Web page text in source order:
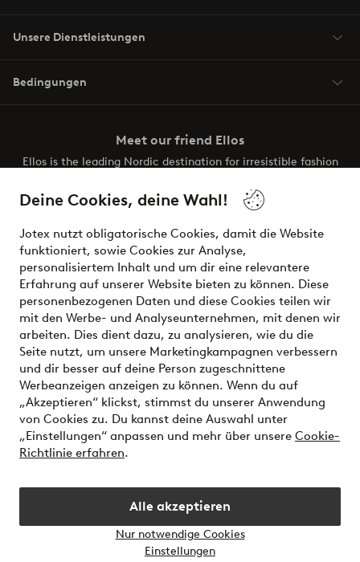
Deine Cookies, deine Wahl!
Jotex nutzt obligatorische Cookies, damit die Website
funktioniert, sowie Cookies zur Analyse,
personalisiertem Inhalt und um dir eine relevantere
Erfahrung auf unserer Website bieten zu können. Diese
personenbezogenen Daten und diese Cookies teilen wir
mit den Werbe- und Analyseunternehmen, mit denen wir
arbeiten. Dies dient dazu, zu analysieren, wie du die
Seite nutzt, um unsere Marketingkampagnen verbessern
und dir besser auf deine Person zugeschnittene
Werbeanzeigen anzeigen zu können. Wenn du auf
„Akzeptieren“ klickst, stimmst du unserer Anwendung
von Cookies zu. Du kannst deine Auswahl unter
„Einstellungen“ anpassen und mehr über unsere Cookie-
Richtlinie erfahren.
Alle akzeptieren
Nur notwendige Cookies
Einstellungen
Unsere Dienstleistungen
Bedingungen
Meet our friend Ellos
Ellos is the leading Nordic destination for irresistible fashion
the latest trends, curated to make finding your next look
effortless. It’s all here.
Visit Ellos
Sichere Zahlungen - Jetzt bezahlen oder aufteilen
Möchtest du mehr über unsere
Zahlungsmöglichkeitenerfahren?